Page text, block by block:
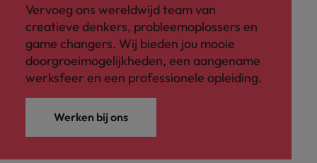
Vervoeg ons wereldwijd team van
creatieve denkers, probleemoplossers en
game changers. Wij bieden jou mooie
doorgroeimogelijkheden, een aangename
werksfeer en een professionele opleiding.
Werken bij ons